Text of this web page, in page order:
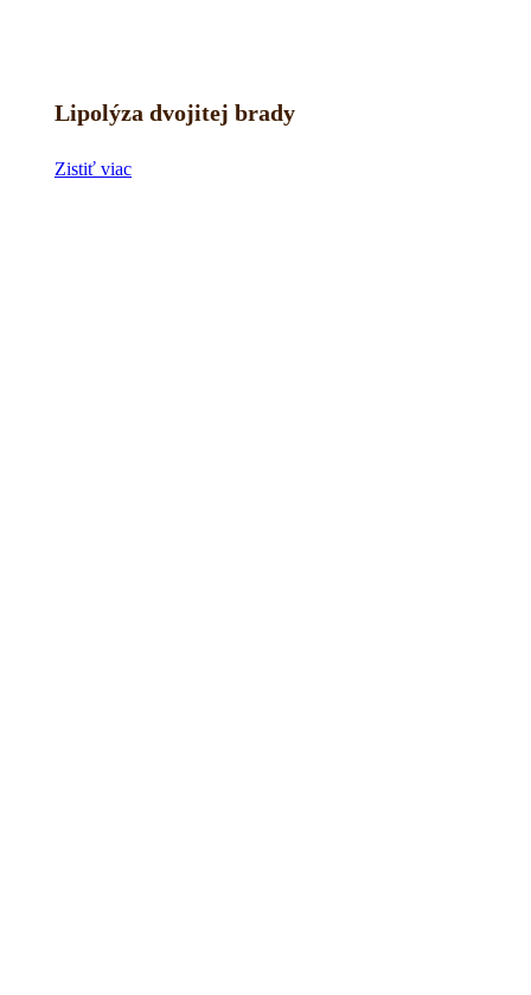
Lipolýza dvojitej brady
Zistiť viac